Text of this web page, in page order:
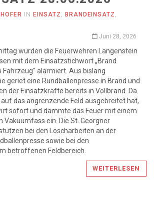
INEINSATZ BRANDEINSATZ
Juni 28, 2026
wurden die Feuerwehren Langenstein
mit dem Einsatzstichwort „Brand
alarmiert. Aus bislang
geriet eine Rundballenpresse in Brand und
der Einsatzkräfte bereits in Vollbrand. Da
das angrenzende Feld ausgebreitet hat,
sofort und dämmte das Feuer mit einem
Vakuumfass ein. Die St. Georgner
bei den Löscharbeiten an der
sowie bei den
betroffenen Feldbereich.
WEITERLESEN